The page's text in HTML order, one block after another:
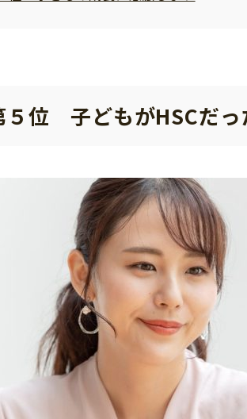
５位 子どもがHSCだっ